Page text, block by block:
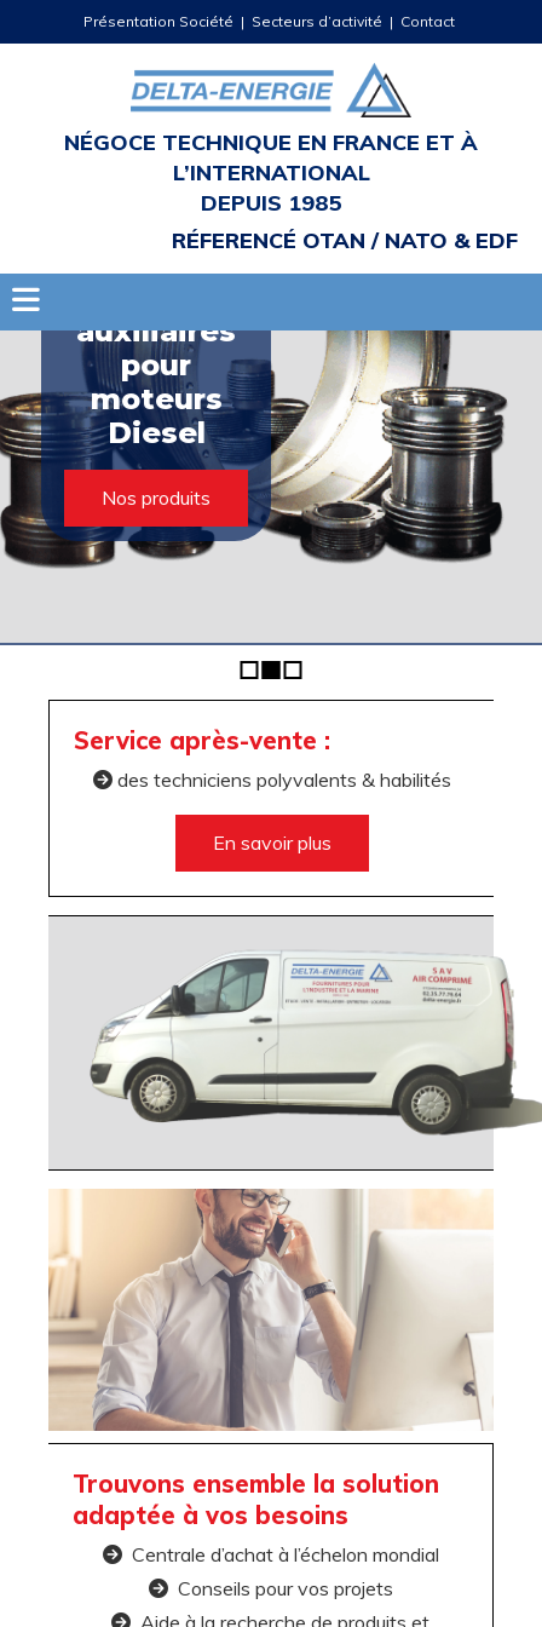
Présentation Société | Secteurs d’activité | Contact
NÉGOCE TECHNIQUE EN FRANCE ET À
L’INTERNATIONAL
DEPUIS 1985
RÉFERENCÉ OTAN / NATO & EDF
SPÉCIALISTE
Pièces
auxiliaires
pour
moteurs
Diesel
Nos produits
Service après-vente :
des techniciens polyvalents & habilités
En savoir plus
Trouvons ensemble la solution
adaptée à vos besoins
 Centrale d’achat à l’échelon mondial
Conseils pour vos projets
 Aide à la recherche de produits et